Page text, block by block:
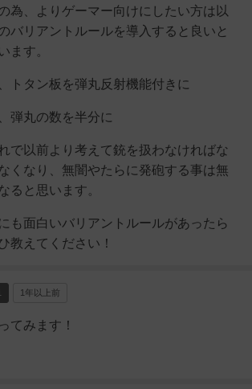
為、よりゲーマー向けにしたい方は以
バリアントルールを導入すると良いと
ます。
トタン板を弾丸反射機能付きに
弾丸の数を半分に
で以前より考えて銃を扱わなければな
くなり、無闇やたらに発砲する事は無
ると思います。
も面白いバリアントルールがあったら
教えてください！
1年以上前
てみます！